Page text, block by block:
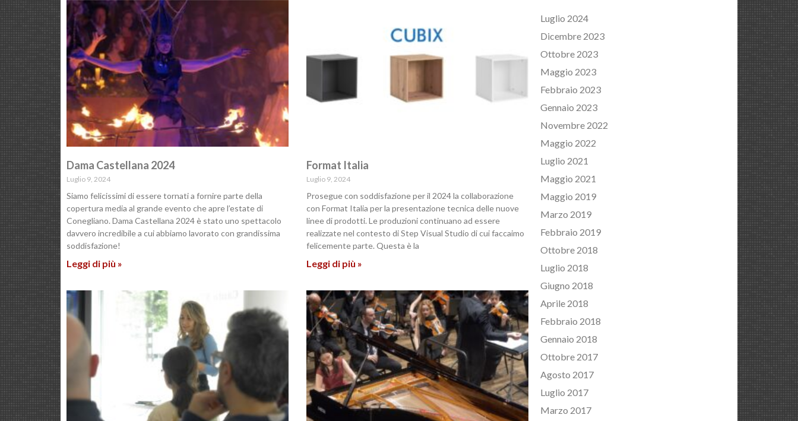
Dama Castellana 2024
Luglio 9, 2024
Siamo felicissimi di essere tornati a fornire parte della
copertura media al grande evento che apre l’estate di
Conegliano. Dama Castellana 2024 è stato uno spettacolo
davvero incredibile a cui abbiamo lavorato con grandissima
soddisfazione!
Leggi di più »
Format Italia
Luglio 9, 2024
Prosegue con soddisfazione per il 2024 la collaborazione
con Format Italia per la presentazione tecnica delle nuove
linee di prodotti. Le produzioni continuano ad essere
realizzate nel contesto di Step Visual Studio di cui faccaimo
felicemente parte. Questa è la
Leggi di più »
Luglio 2024
Dicembre 2023
Ottobre 2023
Maggio 2023
Febbraio 2023
Gennaio 2023
Novembre 2022
Maggio 2022
Luglio 2021
Maggio 2021
Maggio 2019
Marzo 2019
Febbraio 2019
Ottobre 2018
Luglio 2018
Giugno 2018
Aprile 2018
Febbraio 2018
Gennaio 2018
Ottobre 2017
Agosto 2017
Luglio 2017
Marzo 2017